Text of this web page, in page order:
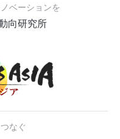
ベーションを
向研究所
なぐ